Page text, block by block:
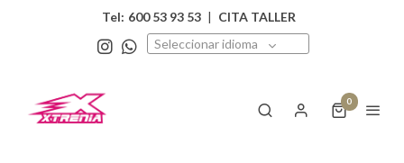
Tel: 600 53 93 53 | CITA TALLER
Seleccionar idioma
0